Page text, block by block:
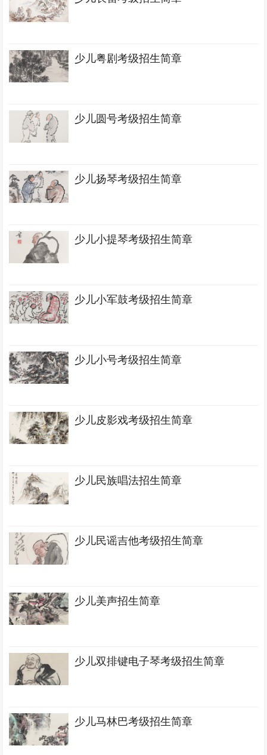
少儿粤剧考级招生简章
少儿圆号考级招生简章
少儿扬琴考级招生简章
少儿小提琴考级招生简章
少儿小军鼓考级招生简章
少儿小号考级招生简章
少儿皮影戏考级招生简章
少儿民族唱法招生简章
少儿民谣吉他考级招生简章
少儿美声招生简章
少儿双排键电子琴考级招生简章
少儿马林巴考级招生简章